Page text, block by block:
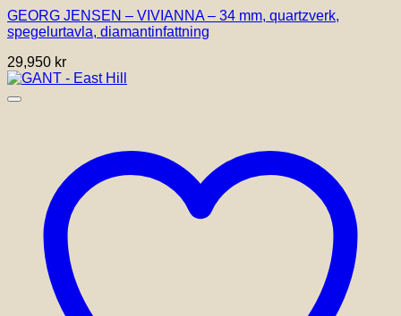
flera
varianter.
olika
alternativen
kan
GEORG JENSEN – VIVIANNA – 34 mm, quartzverk,
spegelurtavla, diamantinfattning
29,950 kr